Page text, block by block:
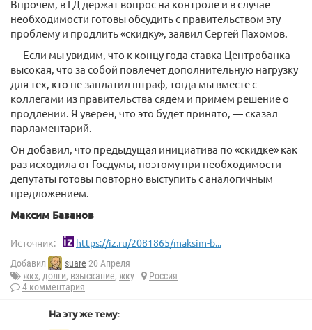
Впрочем, в ГД держат вопрос на контроле и в случае
необходимости готовы обсудить с правительством эту
проблему и продлить «скидку», заявил Сергей Пахомов.
— Если мы увидим, что к концу года ставка Центробанка
высокая, что за собой повлечет дополнительную нагрузку
для тех, кто не заплатил штраф, тогда мы вместе с
коллегами из правительства сядем и примем решение о
продлении. Я уверен, что это будет принято, — сказал
парламентарий.
Он добавил, что предыдущая инициатива по «скидке» как
раз исходила от Госдумы, поэтому при необходимости
депутаты готовы повторно выступить с аналогичным
предложением.
Максим Базанов
Источник: https://iz.ru/2081865/maksim-b...
Добавил suare 20 Апреля
жкх, долги, взыскание, жку
Россия
4 комментария
На эту же тему: